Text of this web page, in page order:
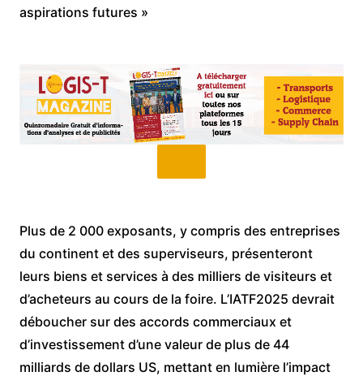
aspirations futures »
Plus de 2 000 exposants, y compris des entreprises
du continent et des superviseurs, présenteront
leurs biens et services à des milliers de visiteurs et
d’acheteurs au cours de la foire. L’IATF2025 devrait
déboucher sur des accords commerciaux et
d’investissement d’une valeur de plus de 44
milliards de dollars US, mettant en lumière l’impact